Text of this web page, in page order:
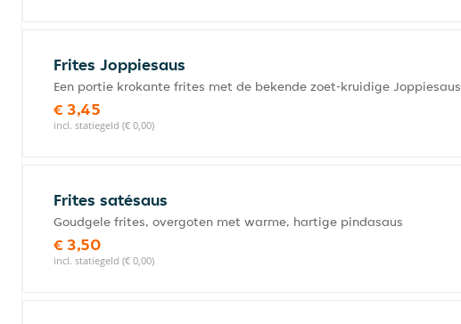
Frites Joppiesaus
Een portie krokante frites met de bekende zoet-kruidige Joppiesaus
€ 3,45
incl. statiegeld (€ 0,00)
Frites satésaus
Goudgele frites, overgoten met warme, hartige pindasaus
€ 3,50
incl. statiegeld (€ 0,00)